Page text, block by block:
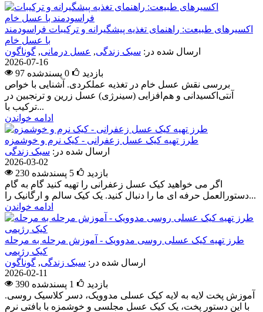
اکسیرهای طبیعت: راهنمای تغذیه پیشگیرانه و ترکیبات فراسودمند
با عسل خام
ارسال شده در: سبک زندگی, عسل درمانی, گوناگون
2026-07-16
97 بازدید
0 پسندشده
بررسی نقش عسل خام در تغذیه عملکردی. آشنایی با خواص
آنتی‌اکسیدانی و هم‌افزایی (سینرژی) عسل زرین و ترنجبین در
ترکیب با...
ادامه خواندن
طرز تهیه کیک عسل زعفرانی - کیک نرم و خوشمزه
ارسال شده در: سبک زندگی
2026-03-02
230 بازدید
5 پسندشده
اگر می خواهید کیک عسل زعفرانی را تهیه کنید گام به گام
دستورالعمل حرفه ای ما را دنبال کنید. یک کیک سالم و ارگانیک را...
ادامه خواندن
طرز تهیه کیک عسلی روسی مدوویک - آموزش مرحله به مرحله
کیک رژیمی
ارسال شده در: سبک زندگی, گوناگون
2026-02-11
390 بازدید
1 پسندشده
آموزش پخت لایه به لایه کیک عسلی مدوویک، دسر کلاسیک روسی.
با این دستور پخت، یک کیک عسل مجلسی و خوشمزه با بافتی نرم